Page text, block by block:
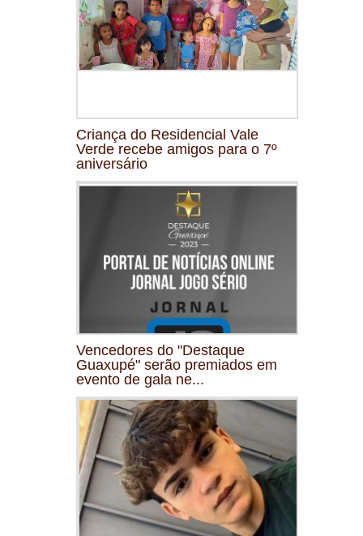
Criança do Residencial Vale
Verde recebe amigos para o 7º
aniversário
Vencedores do "Destaque
Guaxupé" serão premiados em
evento de gala ne...